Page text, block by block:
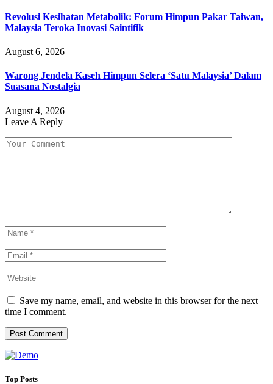
Revolusi Kesihatan Metabolik: Forum Himpun Pakar Taiwan,
Malaysia Teroka Inovasi Saintifik
August 6, 2026
Warong Jendela Kaseh Himpun Selera ‘Satu Malaysia’ Dalam
Suasana Nostalgia
August 4, 2026
Leave A Reply
Save my name, email, and website in this browser for the next
time I comment.
Top Posts